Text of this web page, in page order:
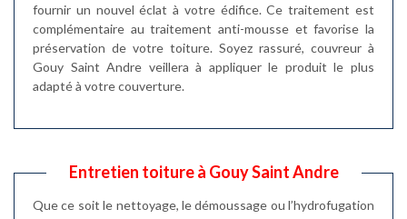
fournir un nouvel éclat à votre édifice. Ce traitement est
complémentaire au traitement anti-mousse et favorise la
préservation de votre toiture. Soyez rassuré, couvreur à
Gouy Saint Andre veillera à appliquer le produit le plus
adapté à votre couverture.
Entretien toiture à Gouy Saint Andre
Que ce soit le nettoyage, le démoussage ou l’hydrofugation